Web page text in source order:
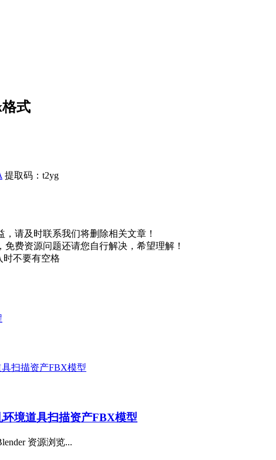
式
提取码：t2yg
请及时联系我们将删除相关文章！
费资源问题还请您自行解决，希望理解！
时不要有空格
境道具扫描资产FBX模型
资源浏览...